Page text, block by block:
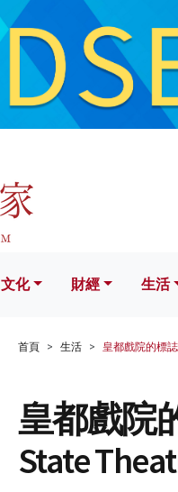
財經 生活
文化 財經 生活
首頁 生活 皇都戲院的標
皇都戲院
State